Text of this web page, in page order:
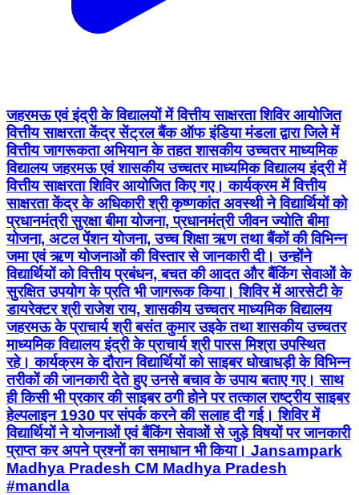
जहरमऊ एवं इंद्री के विद्यालयों में वित्तीय साक्षरता शिविर आयोजित
वित्तीय साक्षरता केंद्र सेंट्रल बैंक ऑफ इंडिया मंडला द्वारा जिले में
वित्तीय जागरूकता अभियान के तहत शासकीय उच्चतर माध्यमिक
विद्यालय जहरमऊ एवं शासकीय उच्चतर माध्यमिक विद्यालय इंद्री में
वित्तीय साक्षरता शिविर आयोजित किए गए। कार्यक्रम में वित्तीय
साक्षरता केंद्र के अधिकारी श्री कृष्णकांत अवस्थी ने विद्यार्थियों को
प्रधानमंत्री सुरक्षा बीमा योजना, प्रधानमंत्री जीवन ज्योति बीमा
योजना, अटल पेंशन योजना, उच्च शिक्षा ऋण तथा बैंकों की विभिन्न
जमा एवं ऋण योजनाओं की विस्तार से जानकारी दी। उन्होंने
विद्यार्थियों को वित्तीय प्रबंधन, बचत की आदत और बैंकिंग सेवाओं के
सुरक्षित उपयोग के प्रति भी जागरूक किया। शिविर में आरसेटी के
डायरेक्टर श्री राजेश राय, शासकीय उच्चतर माध्यमिक विद्यालय
जहरमऊ के प्राचार्य श्री बसंत कुमार उइके तथा शासकीय उच्चतर
माध्यमिक विद्यालय इंद्री के प्राचार्य श्री पारस मिश्रा उपस्थित
रहे। कार्यक्रम के दौरान विद्यार्थियों को साइबर धोखाधड़ी के विभिन्न
तरीकों की जानकारी देते हुए उनसे बचाव के उपाय बताए गए। साथ
ही किसी भी प्रकार की साइबर ठगी होने पर तत्काल राष्ट्रीय साइबर
हेल्पलाइन 1930 पर संपर्क करने की सलाह दी गई। शिविर में
विद्यार्थियों ने योजनाओं एवं बैंकिंग सेवाओं से जुड़े विषयों पर जानकारी
प्राप्त कर अपने प्रश्नों का समाधान भी किया। Jansampark
Madhya Pradesh CM Madhya Pradesh
#mandla